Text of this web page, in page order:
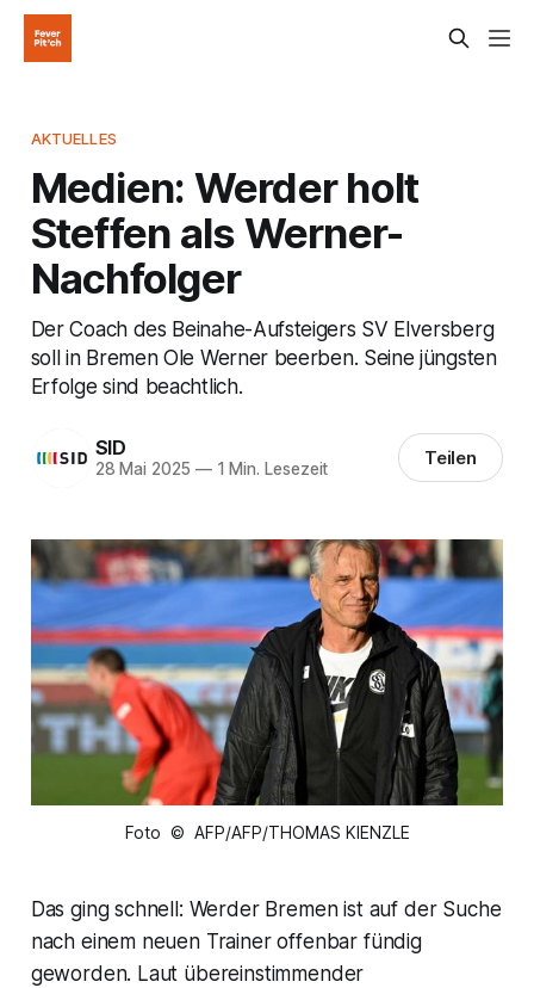
AKTUELLES
Medien: Werder holt
Steffen als Werner-
Nachfolger
Der Coach des Beinahe-Aufsteigers SV Elversberg
soll in Bremen Ole Werner beerben. Seine jüngsten
Erfolge sind beachtlich.
SID
28 Mai 2025 —1 Min. Lesezeit Teilen
Foto © AFP/AFP/THOMAS KIENZLE
Das ging schnell: Werder Bremen ist auf der Suche
nach einem neuen Trainer offenbar fündig
geworden. Laut übereinstimmender